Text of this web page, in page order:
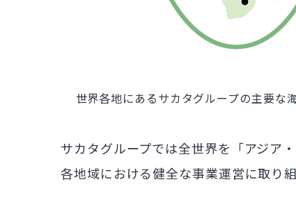
世界各地にあるサカタグループの主要
サカタグループでは全世界を「アジア
各地域における健全な事業運営に取り組